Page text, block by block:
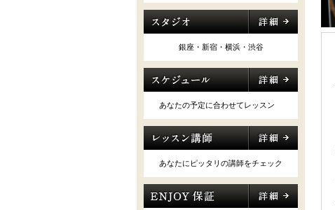
銀座・新宿・横浜・渋谷
あなたの予定に合わせてレッスン
あなたにピッタリの講師をチェック